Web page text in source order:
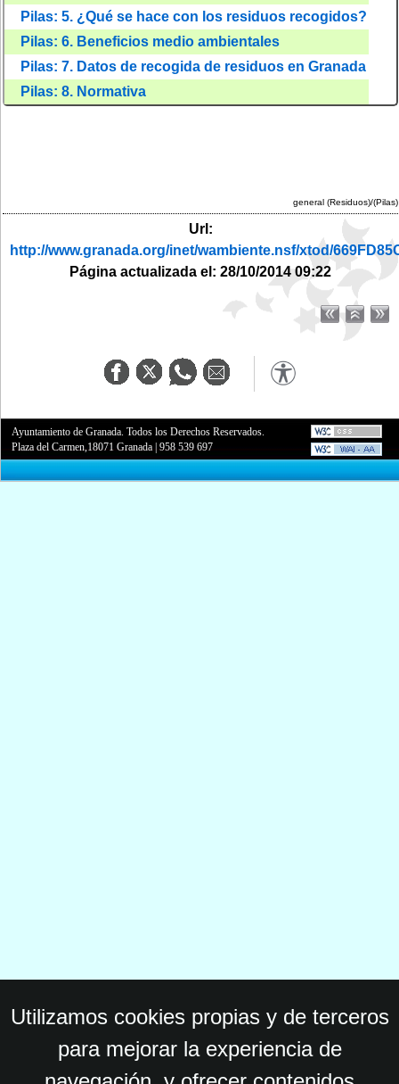
Pilas: 5. ¿Qué se hace con los residuos recogidos?
Pilas: 6. Beneficios medio ambientales
Pilas: 7. Datos de recogida de residuos en Granada
Pilas: 8. Normativa
general (Residuos)/(Pilas)
Url:
http://www.granada.org/inet/wambiente.nsf/xtod/
Página actualizada el: 28/10/2014 09:22
Ayuntamiento de Granada. Todos los Derechos Reservados.
Plaza del Carmen,18071 Granada |958 539 697
Utilizamos cookies propias y de terceros
para mejorar la experiencia de